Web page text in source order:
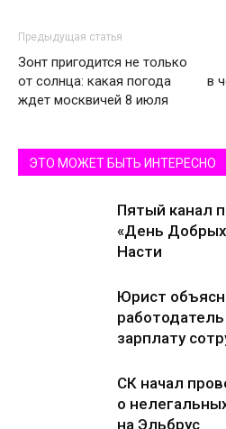
Предыдущая статья
Зонт пригодится не только
от солнца: какая погода
ждет москвичей 8 июля
в
ЭТО МОЖЕТ БЫТЬ ИНТЕРЕСНО
Пятый канал
«День
Насти
Юрист
зарплату
СК начал
о
на Эльбрус